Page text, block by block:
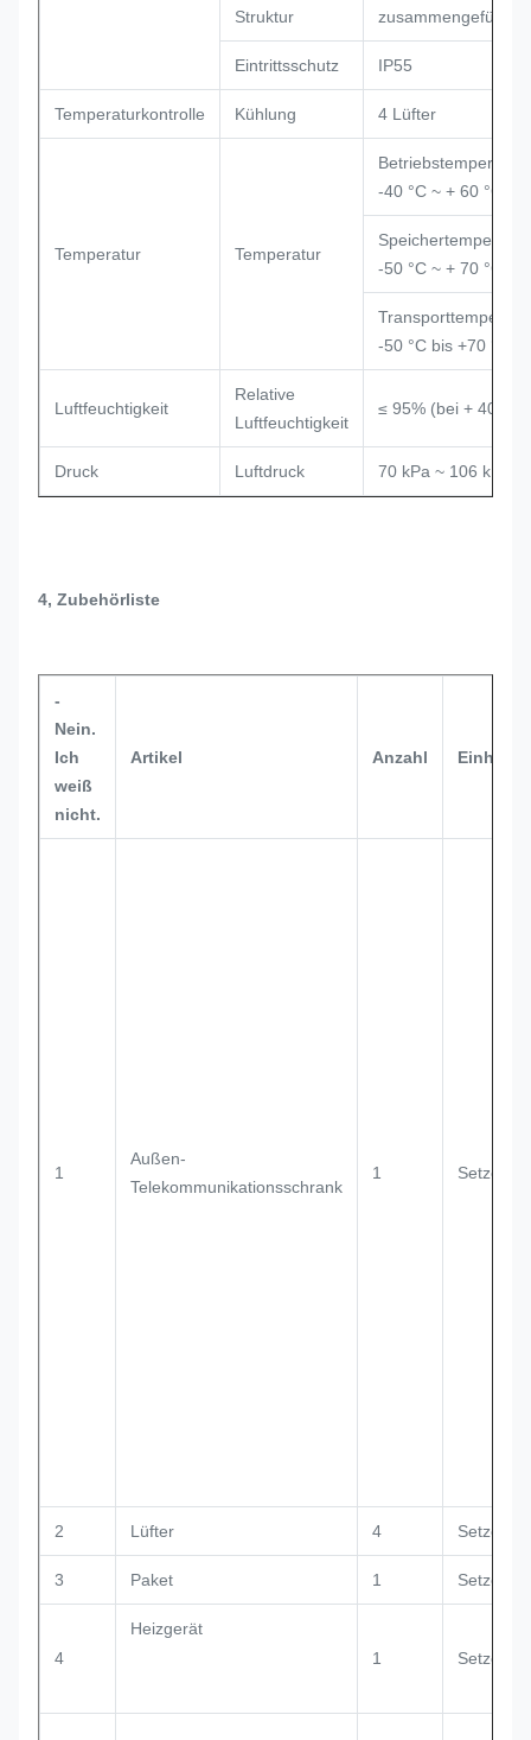
Struktur zusammengefügt
Eintrittsschutz IP55
Temperaturkontrolle Kühlung 4 Lüfter
Temperatur Temperatur
Betriebstemperatur:
-40 °C ~ + 60 °C
Speichertemperatur:
-50 °C ~ + 70 °C
-50 °C bis +70 °C
Luftfeuchtigkeit
Relative
Luftfeuchtigkeit
≤ 95% (bei + 40°C)
Druck Luftdruck 70 kPa ~ 106 kPa
4, Zubehörliste
-
Nein.
Ich
weiß
nicht.
Artikel Anzahl Einheit
1
Außen-
Telekommunikationsschrank
1 Setzen
2 Lüfter 4 Setzen
3 Paket 1 Setzen
4
Heizgerät
1
Setzen